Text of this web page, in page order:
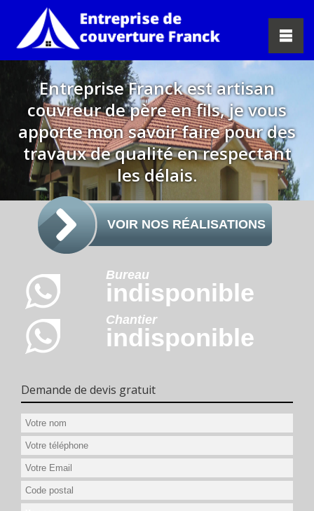
Entreprise Franck est artisan
couvreur de père en fils, je vous
apporte mon savoir faire pour des
travaux de qualité en respectant
les délais.
VOIR NOS RÉALISATIONS
Bureau
indisponible
Chantier
indisponible
Demande de devis gratuit